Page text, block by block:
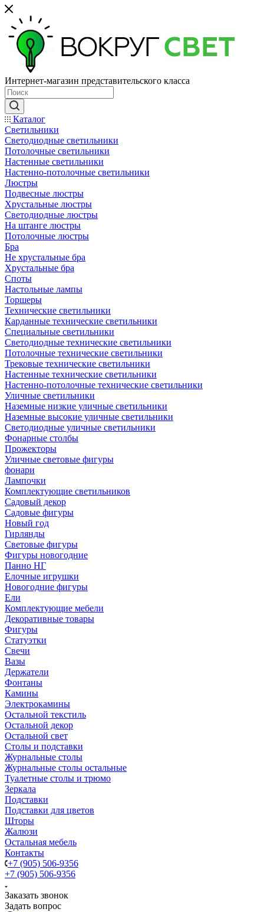
Интернет-магазин представительского класса
Каталог
Светильники
Светодиодные светильники
Потолочные светильники
Настенные светильники
Настенно-потолочные светильники
Люстры
Подвесные люстры
Хрустальные люстры
Светодиодные люстры
На штанге люстры
Потолочные люстры
Бра
Не хрустальные бра
Хрустальные бра
Споты
Настольные лампы
Торшеры
Технические светильники
Карданные технические светильники
Специальные светильники
Светодиодные технические светильники
Потолочные технические светильники
Трековые технические светильники
Настенные технические светильники
Настенно-потолочные технические светильники
Уличные светильники
Наземные низкие уличные светильники
Наземные высокие уличные светильники
Светодиодные уличные светильники
Фонарные столбы
Прожекторы
Уличные световые фигуры
фонари
Лампочки
Комплектующие светильников
Садовый декор
Садовые фигуры
Новый год
Гирлянды
Световые фигуры
Фигуры новогодние
Панно НГ
Елочные игрушки
Новогодние фигуры
Ели
Комплектующие мебели
Декоративные товары
Фигуры
Статуэтки
Свечи
Вазы
Держатели
Фонтаны
Камины
Электрокамины
Остальной текстиль
Остальной декор
Остальной свет
Столы и подставки
Журнальные столы
Журнальные столы остальные
Туалетные столы и трюмо
Зеркала
Подставки
Подставки для цветов
Шторы
Жалюзи
Остальная мебель
Контакты
+7 (905) 506-9356
+7 (905) 506-9356
Заказать звонок
Задать вопрос